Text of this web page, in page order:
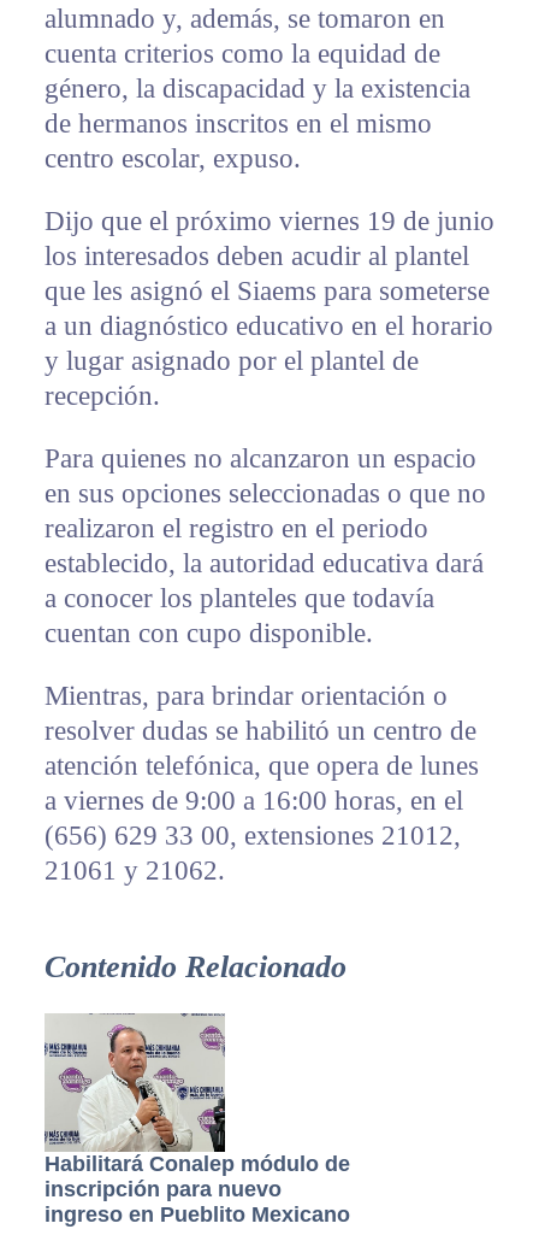
alumnado y, además, se tomaron en
cuenta criterios como la equidad de
género, la discapacidad y la existencia
de hermanos inscritos en el mismo
centro escolar, expuso.
Dijo que el próximo viernes 19 de junio
los interesados deben acudir al plantel
que les asignó el Siaems para someterse
a un diagnóstico educativo en el horario
y lugar asignado por el plantel de
recepción.
Para quienes no alcanzaron un espacio
en sus opciones seleccionadas o que no
realizaron el registro en el periodo
establecido, la autoridad educativa dará
a conocer los planteles que todavía
cuentan con cupo disponible.
Mientras, para brindar orientación o
resolver dudas se habilitó un centro de
atención telefónica, que opera de lunes
a viernes de 9:00 a 16:00 horas, en el
(656) 629 33 00, extensiones 21012,
21061 y 21062.
Contenido Relacionado
Habilitará Conalep módulo de
inscripción para nuevo
ingreso en Pueblito Mexicano